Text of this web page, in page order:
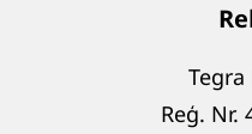
Tegra
Reģ. Nr.